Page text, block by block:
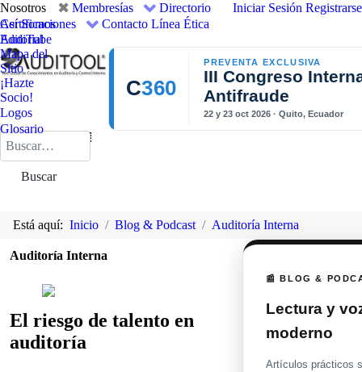
Nosotros
Así Somos
Editorial
Mapa del
Sitio
¡Hazte
Socio!
Logos
Glosario
Membresías
Directorio
Certificaciones
Contacto Línea Ética
AudiTube
Iniciar Sesión Registrarse
C360
PREVENTA EXCLUSIVA
III Congreso
Antifraude
22 y 23 oct 2026 · Quito, Ecuador
Buscar
Buscar
Está aquí: Inicio Blog & Podcast Auditoría Interna
Auditoría Interna
El riesgo de talento en
auditoría
📰 BLOG &
Lectura y
moderno
Artículos prácticos